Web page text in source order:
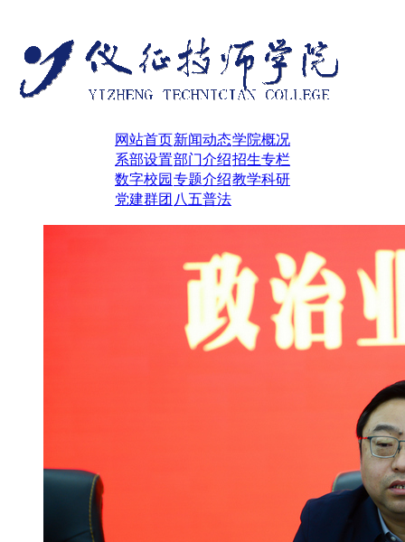
网站首页新闻动态学院概况
系部设置部门介绍招生专栏
数字校园 专题介绍教学科研
党建群团 八五普法